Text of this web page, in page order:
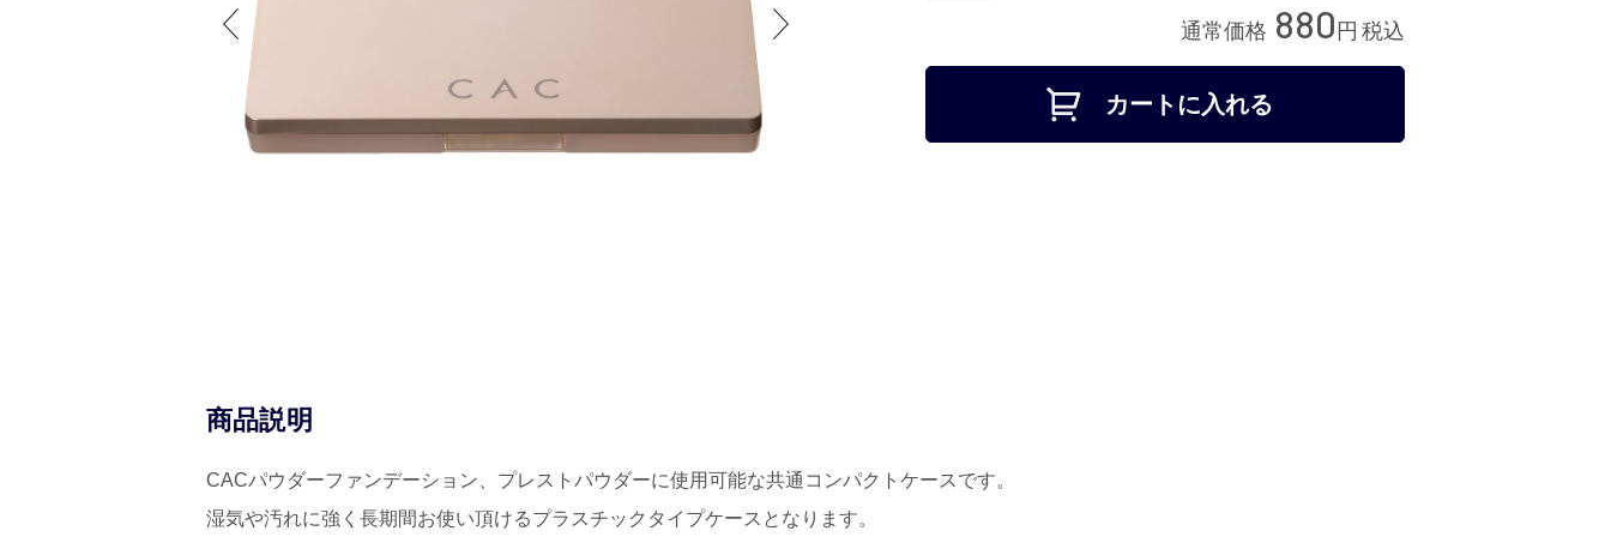
通常価格 880 円 税込
カートに入れる
商品説明
CACパウダーファンデーション、プレストパウダーに使用可能な共通コンパクトケースです。
湿気や汚れに強く長期間お使い頂けるプラスチックタイプケースとなります。